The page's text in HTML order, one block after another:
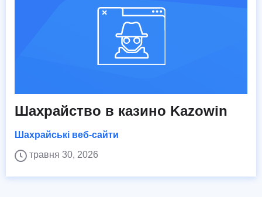
Шахрайство в казино Kazowin
Шахрайські веб-сайти
травня 30, 2026